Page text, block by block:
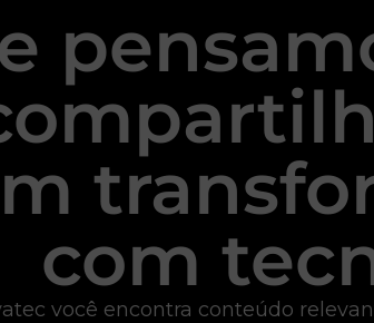
com
você encontra conteúdo